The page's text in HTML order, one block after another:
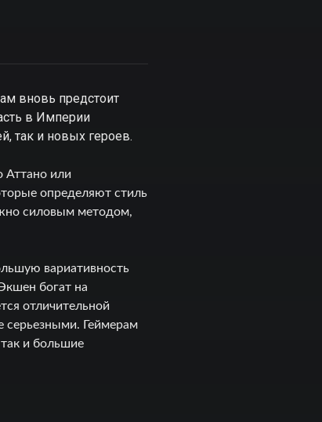
вновь предстоит
в Империи
так и новых героев.
Аттано или
определяют стиль
силовым методом,
вариативность
богат на
отличительной
серьезными. Геймерам
и большие